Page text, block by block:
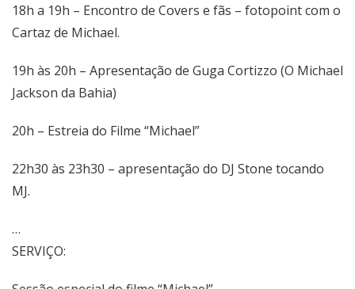
18h a 19h – Encontro de Covers e fãs – fotopoint com o
Cartaz de Michael.
19h às 20h – Apresentação de Guga Cortizzo (O Michael
Jackson da Bahia)
20h – Estreia do Filme “Michael”
22h30 às 23h30 – apresentação do DJ Stone tocando
MJ.
…
SERVIÇO: